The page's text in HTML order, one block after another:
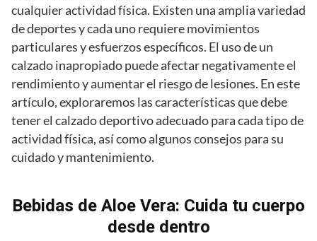
cualquier actividad física. Existen una amplia variedad
de deportes y cada uno requiere movimientos
particulares y esfuerzos específicos. El uso de un
calzado inapropiado puede afectar negativamente el
rendimiento y aumentar el riesgo de lesiones. En este
artículo, exploraremos las características que debe
tener el calzado deportivo adecuado para cada tipo de
actividad física, así como algunos consejos para su
cuidado y mantenimiento.
Bebidas de Aloe Vera: Cuida tu cuerpo
desde dentro